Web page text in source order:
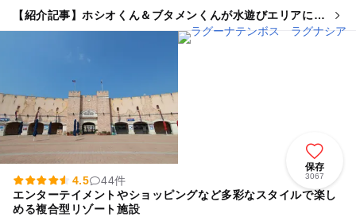
【紹介記事】ホシオくん＆ブタメンくんが水遊びエリアに！
ラグナシアで夏限定コラボイベント開催
保存
3067
4.5
44件
エンターテイメントやショッピングなど多彩なスタイルで楽し
める複合型リゾート施設